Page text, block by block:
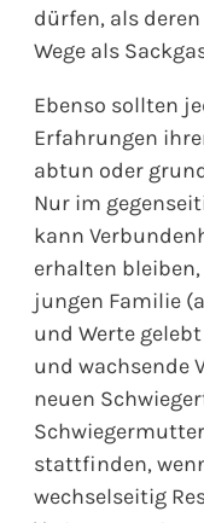
dürfen, als
Wege als
Ebenso sollten
Erfahrungen
abtun oder
Nur im
kann
erhalten
jungen Familie
und Werte
und wachsende
neuen
stattfinden,
wechselseitig